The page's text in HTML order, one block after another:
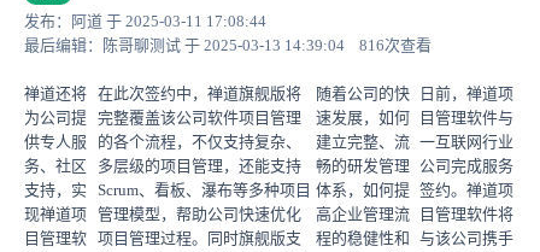
发布：阿道 于 2025-03-11 17:08:44
最后编辑：陈哥聊测试 于 2025-03-13 14:39:04
816次查看
日前，禅道项
目管理软件与
一互联网行业
公司完成服务
签约。禅道项
目管理软件将
与该公司携手
随着公司的快
速发展，如何
建立完整、流
畅的研发管理
体系，如何提
高企业管理流
程的稳健性和
在此次签约中，禅道旗舰版将
完整覆盖该公司软件项目管理
的各个流程，不仅支持复杂、
多层级的项目管理，还能支持
Scrum、看板、瀑布等多种项目
管理模型，帮助公司快速优化
项目管理过程。同时旗舰版支
禅道还将
为公司提
供专人服
务、社区
支持，实
现禅道项
目管理软